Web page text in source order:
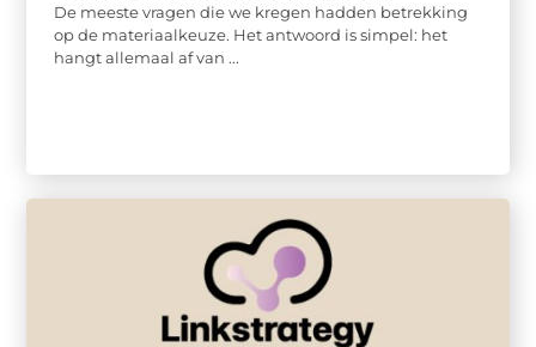
De meeste vragen die we kregen hadden betrekking
op de materiaalkeuze. Het antwoord is simpel: het
hangt allemaal af van ...